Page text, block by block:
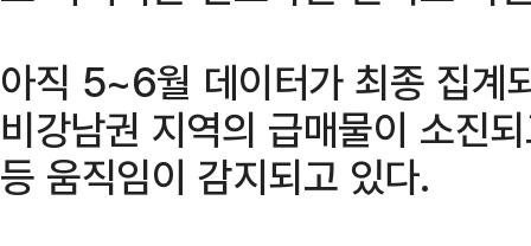
아직 5~6월 데이터가 최종 집계
비강남권 지역의 급매물이 소진
등 움직임이 감지되고 있다.